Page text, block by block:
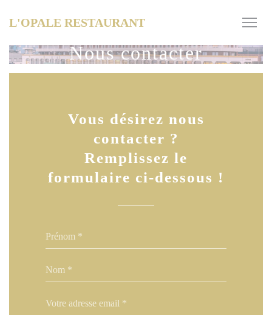
L'OPALE RESTAURANT
Nous contacter
Vous désirez nous
contacter ?
Remplissez le
formulaire ci-dessous !